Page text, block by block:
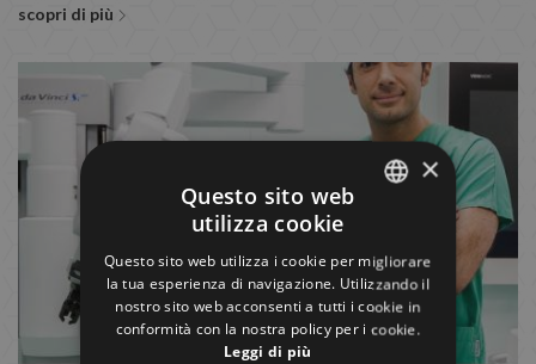
scopri di più
ENGLISH
GERMAN
×
Questo sito web
utilizza cookie
Questo sito web utilizza i cookie per migliorare
la tua esperienza di navigazione. Utilizzando il
nostro sito web acconsenti a tutti i cookie in
conformità con la nostra policy per i cookie.
Leggi di più